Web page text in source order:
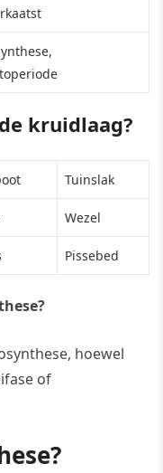
kruidlaag?
Tuinslak
Wezel
Pissebed
hoewel
of